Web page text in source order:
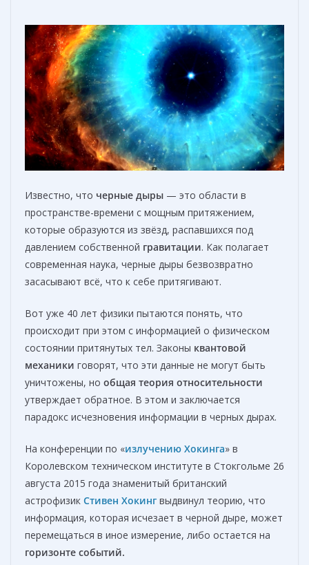
Известно, что черные дыры — это области в
пространстве-времени с мощным притяжением,
которые образуются из звёзд, распавшихся под
давлением собственной гравитации. Как полагает
современная наука, черные дыры безвозвратно
засасывают всё, что к себе притягивают.
Вот уже 40 лет физики пытаются понять, что
происходит при этом с информацией о физическом
состоянии притянутых тел. Законы квантовой
механики говорят, что эти данные не могут быть
уничтожены, но общая теория относительности
утверждает обратное. В этом и заключается
парадокс исчезновения информации в черных дырах.
На конференции по «излучению Хокинга» в
Королевском техническом институте в Стокгольме 26
августа 2015 года знаменитый британский
астрофизик Стивен Хокинг выдвинул теорию, что
информация, которая исчезает в черной дыре, может
перемещаться в иное измерение, либо остается на
горизонте событий.